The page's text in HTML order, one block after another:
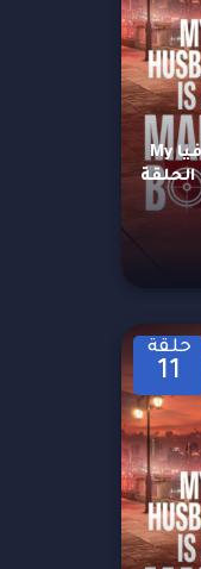
مسلسل زوجي زعيم مافيا My
Husband is a Mafia Boss الحلقة
حلقة
11